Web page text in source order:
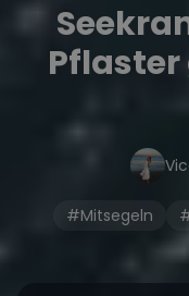
Pflaster
#Mitsegeln